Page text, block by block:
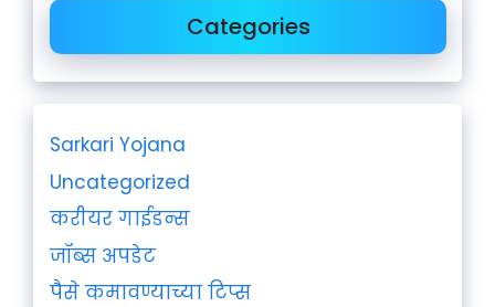
Categories
Sarkari Yojana
Uncategorized
करीयर गाईडन्स
जॉब्स अपडेट
पैसे कमावण्याच्या टिप्स